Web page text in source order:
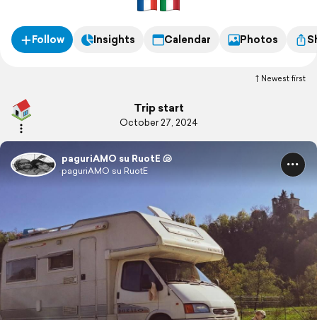
con le ruote che ci protegge e spinge oltre, sempre un po’ più
Follow Insights Calendar Photos
Newest first
Trip start
October 27, 2024
paguriAMO su RuotE 🐚
paguriAMO su RuotE